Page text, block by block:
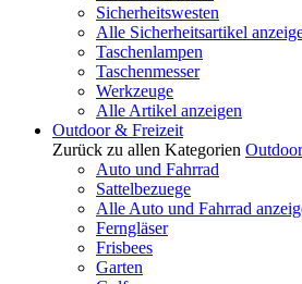
Sicherheitswesten
Alle Sicherheitsartikel
Taschenlampen
Taschenmesser
Werkzeuge
Alle Artikel anzeigen
Outdoor & Freizeit
Zurück zu allen Kategorien
Auto und Fahrrad
Sattelbezuege
Alle Auto und Fahrrad
Ferngläser
Frisbees
Garten